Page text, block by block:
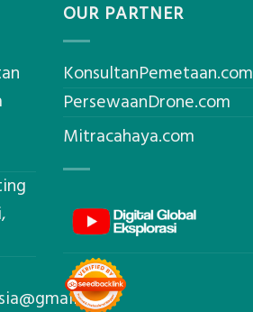
OUR PARTNER
KonsultanPemetaan.com
PersewaanDrone.com
Mitracahaya.com